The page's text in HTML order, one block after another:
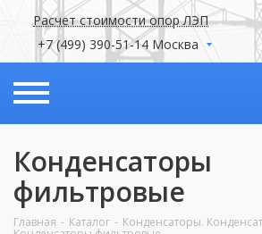
Расчет стоимости опор ЛЭП
+7 (499) 390-51-14 Москва
Конденсаторы
фильтровые
Главная Каталог Конденсаторы.